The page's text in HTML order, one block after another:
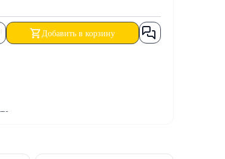
Добавить в корзину
банковским переводом, а также в